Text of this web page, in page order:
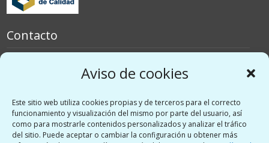
Aviso de cookies
Este sitio web utiliza cookies propias y de terceros para el correcto
funcionamiento y visualización del mismo por parte del usuario, así
como para mostrarle contenidos personalizados y analizar el tráfico
del sitio. Puede aceptar o cambiar la configuración u obtener más
Contacto
Redes sociales
Twitter